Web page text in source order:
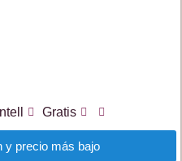
Gratis
y precio más bajo